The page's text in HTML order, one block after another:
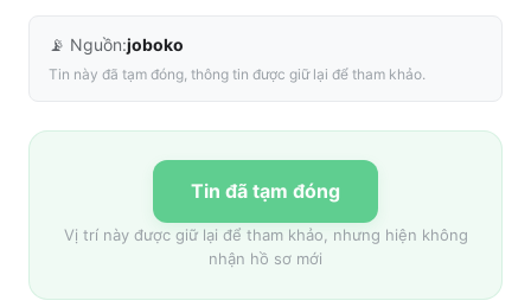
📡 Nguồn:joboko
Tin này đã tạm đóng, thông tin được giữ lại để tham khảo.
Tin đã tạm đóng
Vị trí này được giữ lại để tham khảo, nhưng hiện không
nhận hồ sơ mới